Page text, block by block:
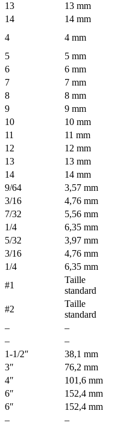
13
13 mm
14
14 mm
4
4 mm
5
5 mm
6
6 mm
7
7 mm
8
8 mm
9
9 mm
10
10 mm
11
11 mm
12
12 mm
13
13 mm
14
14 mm
9/64
3,57 mm
3/16
4,76 mm
7/32
5,56 mm
1/4
6,35 mm
5/32
3,97 mm
3/16
4,76 mm
1/4
6,35 mm
#1
Taille
standard
#2
Taille
standard
–
–
–
–
1-1/2″
38,1 mm
3″
76,2 mm
4″
101,6 mm
6″
152,4 mm
6″
152,4 mm
–
–